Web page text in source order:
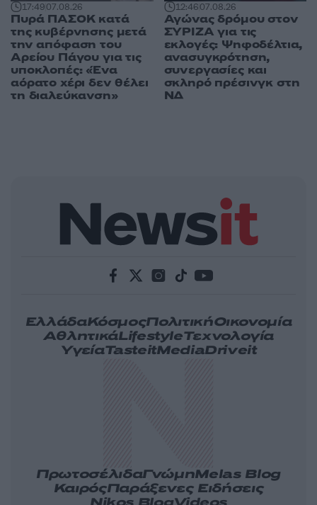
17:4907.08.26
Πυρά ΠΑΣΟΚ κατά
της κυβέρνησης μετά
την απόφαση του
Αρείου Πάγου για τις
υποκλοπές: «Ένα
αόρατο χέρι δεν θέλει
τη διαλεύκανση»
12:4607.08.26
Αγώνας δρόμου στον
ΣΥΡΙΖΑ για τις
εκλογές: Ψηφοδέλτια,
ανασυγκρότηση,
συνεργασίες και
σκληρό πρέσινγκ στη
ΝΔ
ΕλλάδαΚόσμοςΠολιτικήΟικονομία
ΑθλητικάLifestyleΤεχνολογία
ΥγείαTasteitMediaDriveit
ΠρωτοσέλιδαΓνώμηMelas Blog
ΚαιρόςΠαράξενες Ειδήσεις